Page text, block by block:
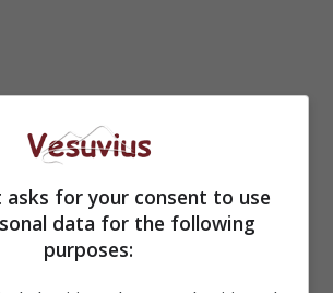
asks for your consent to use
data for the following
purposes: